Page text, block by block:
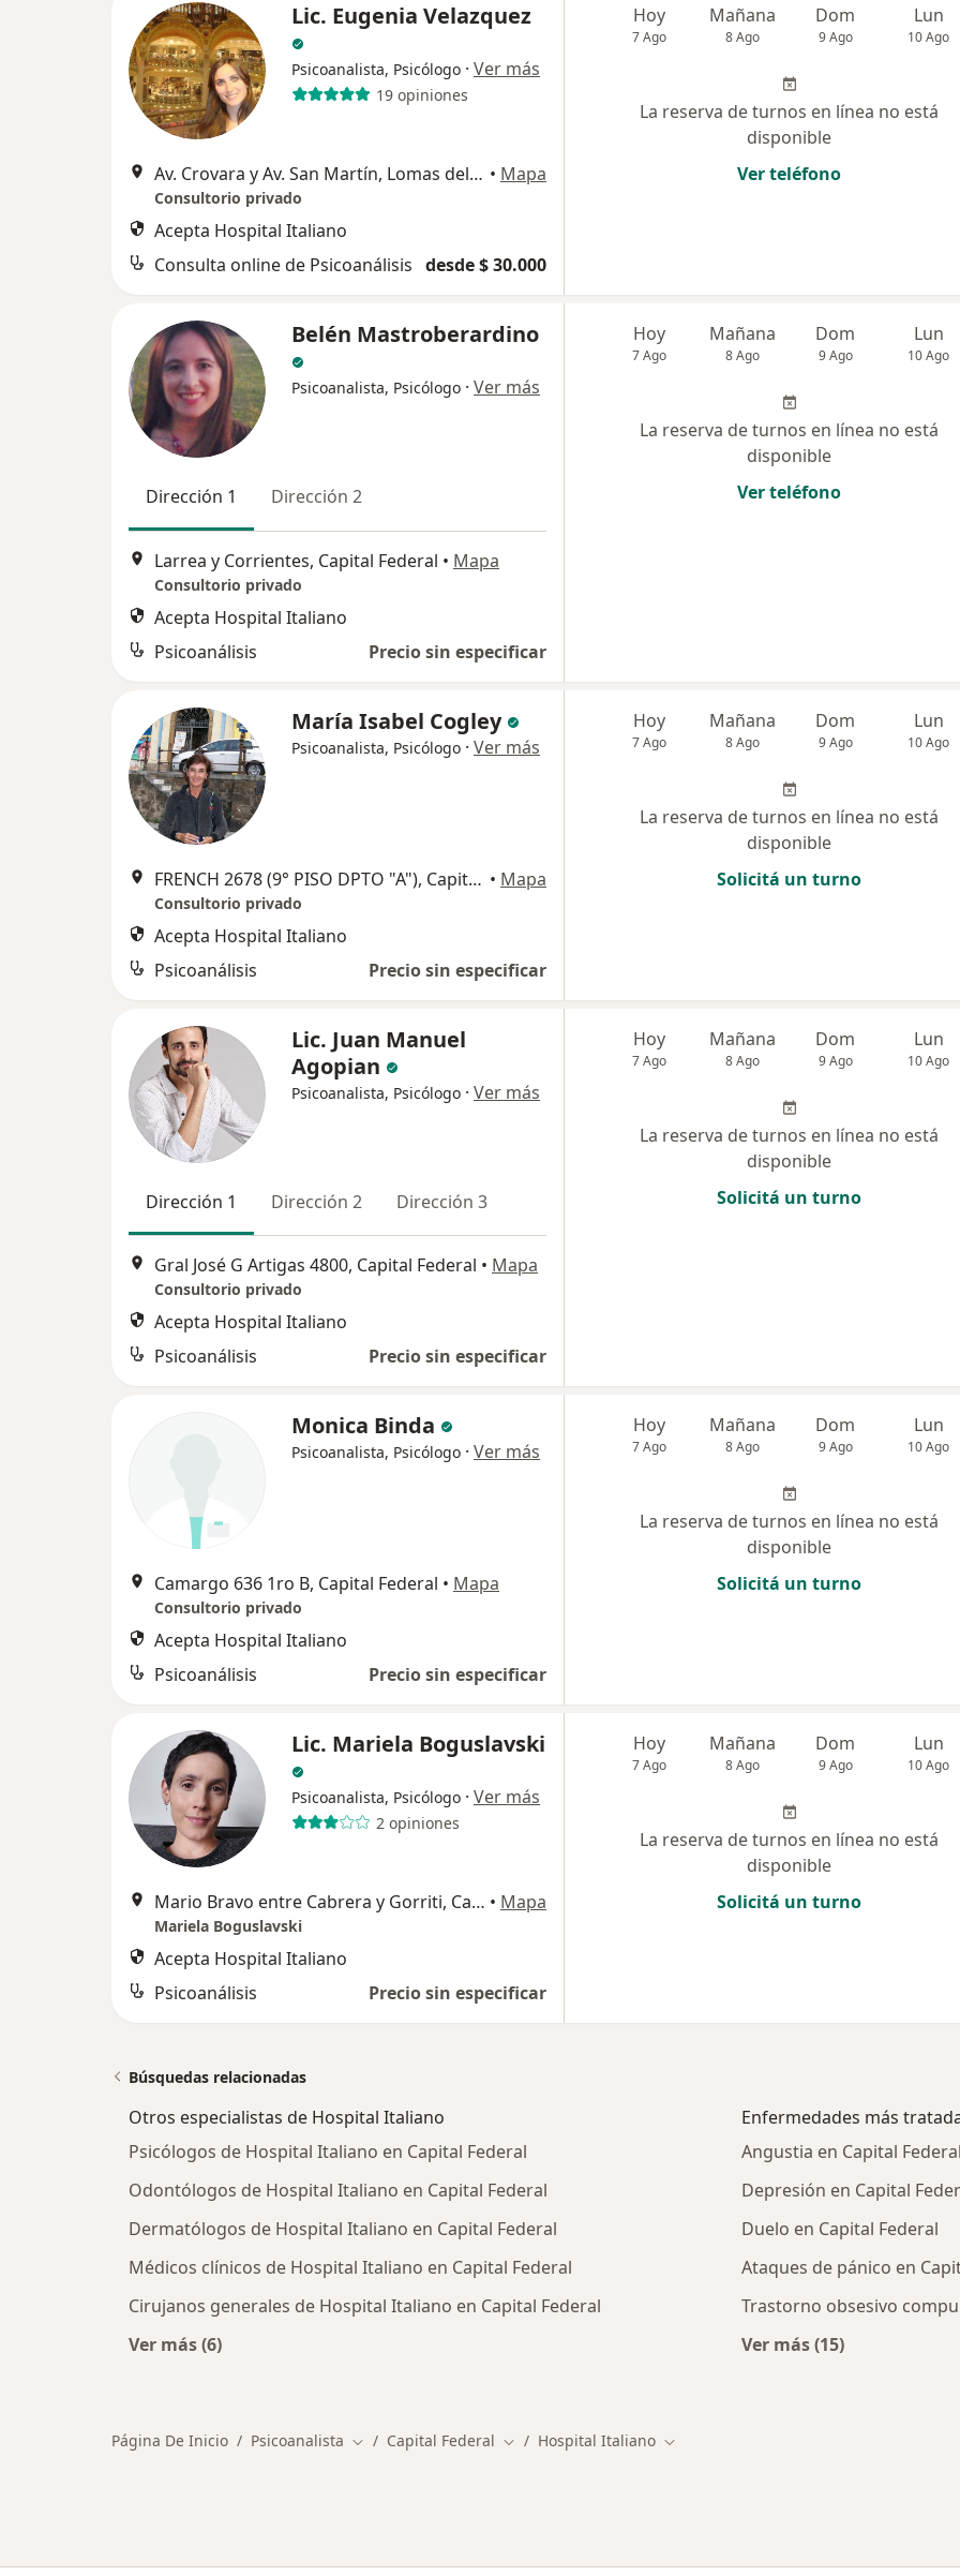
Lic. Eugenia Velazquez
Psicoanalista, Psicólogo · Ver más
19 opiniones
Av. Crovara y Av. San Martín, Lomas del Mirador • Mapa
Consultorio privado
Acepta Hospital Italiano
Consulta online de Psicoanálisis desde $ 30.000
Hoy
7 Ago
Mañana
8 Ago
Dom
9 Ago
Lun
10 Ago
La reserva de turnos en línea no está
disponible
Ver teléfono
Belén Mastroberardino
Psicoanalista, Psicólogo · Ver más
Dirección 1 Dirección 2
Larrea y Corrientes, Capital Federal • Mapa
Consultorio privado
Acepta Hospital Italiano
Psicoanálisis
Precio sin especificar
Hoy
7 Ago
Mañana
8 Ago
Dom
9 Ago
Lun
10 Ago
La reserva de turnos en línea no está
disponible
Ver teléfono
María Isabel Cogley
Psicoanalista, Psicólogo · Ver más
FRENCH 2678 (9° PISO DPTO "A"), Capital Federal • Mapa
Consultorio privado
Acepta Hospital Italiano
Psicoanálisis
Precio sin especificar
Hoy
7 Ago
Mañana
8 Ago
Dom
9 Ago
Lun
10 Ago
La reserva de turnos en línea no está
disponible
Solicitá un turno
Lic. Juan Manuel
Agopian
Psicoanalista, Psicólogo · Ver más
Dirección 1 Dirección 2 Dirección 3
Gral José G Artigas 4800, Capital Federal • Mapa
Consultorio privado
Acepta Hospital Italiano
Psicoanálisis
Precio sin especificar
Hoy
7 Ago
Mañana
8 Ago
Dom
9 Ago
Lun
10 Ago
La reserva de turnos en línea no está
disponible
Solicitá un turno
Monica Binda
Psicoanalista, Psicólogo · Ver más
Camargo 636 1ro B, Capital Federal • Mapa
Consultorio privado
Acepta Hospital Italiano
Psicoanálisis
Precio sin especificar
Hoy
7 Ago
Mañana
8 Ago
Dom
9 Ago
Lun
10 Ago
La reserva de turnos en línea no está
disponible
Solicitá un turno
Lic. Mariela Boguslavski
Psicoanalista, Psicólogo · Ver más
2 opiniones
Mario Bravo entre Cabrera y Gorriti, Capital Federal • Mapa
Mariela Boguslavski
Acepta Hospital Italiano
Psicoanálisis
Precio sin especificar
Hoy
7 Ago
Mañana
8 Ago
Dom
9 Ago
Lun
10 Ago
La reserva de turnos en línea no está
disponible
Solicitá un turno
Búsquedas relacionadas
Otros especialistas de Hospital Italiano
Psicólogos de Hospital Italiano en Capital Federal
Odontólogos de Hospital Italiano en Capital Federal
Dermatólogos de Hospital Italiano en Capital Federal
Médicos clínicos de Hospital Italiano en Capital Federal
Cirujanos generales de Hospital Italiano en Capital Federal
Ver más (6)
Enfermedades más
Angustia en Capital Federal
Depresión en Capital
Duelo en Capital Federal
Ataques de pánico en
Trastorno obsesivo
Ver más (15)
Página De Inicio Psicoanalista Cambiar de ciudad
Capital Federal Cambiar de ciudad
Hospital Italiano Cambiar de ciudad